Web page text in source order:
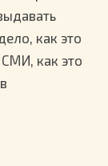
как это
СМИ, как это